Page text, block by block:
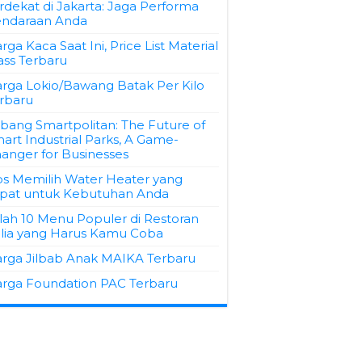
di Jakarta: Jaga Performa
Anda
Kaca Saat Ini, Price List Material
Terbaru
Lokio/Bawang Batak Per Kilo
Smartpolitan: The Future of
Industrial Parks, A Game-
for Businesses
Memilih Water Heater yang
untuk Kebutuhan Anda
10 Menu Populer di Restoran
yang Harus Kamu Coba
Jilbab Anak MAIKA Terbaru
Foundation PAC Terbaru